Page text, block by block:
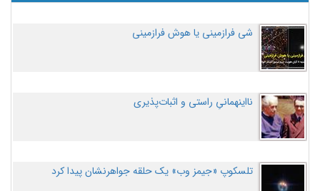
شی فرازمینی یا هوش فرازمینی
نااینهمانیِ راستی و اثبات‌پذیری
تلسکوپ «جیمز وب» یک حلقه جواهرنشان پیدا کرد